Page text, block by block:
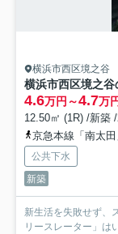
横浜市西区境之谷
横浜市西区境之谷
4.6万円～4.7万
12.50㎡ (1R) /新築
京急本線「南太
公共下水
新築
新生活を失敗せず、
リースレーター」は